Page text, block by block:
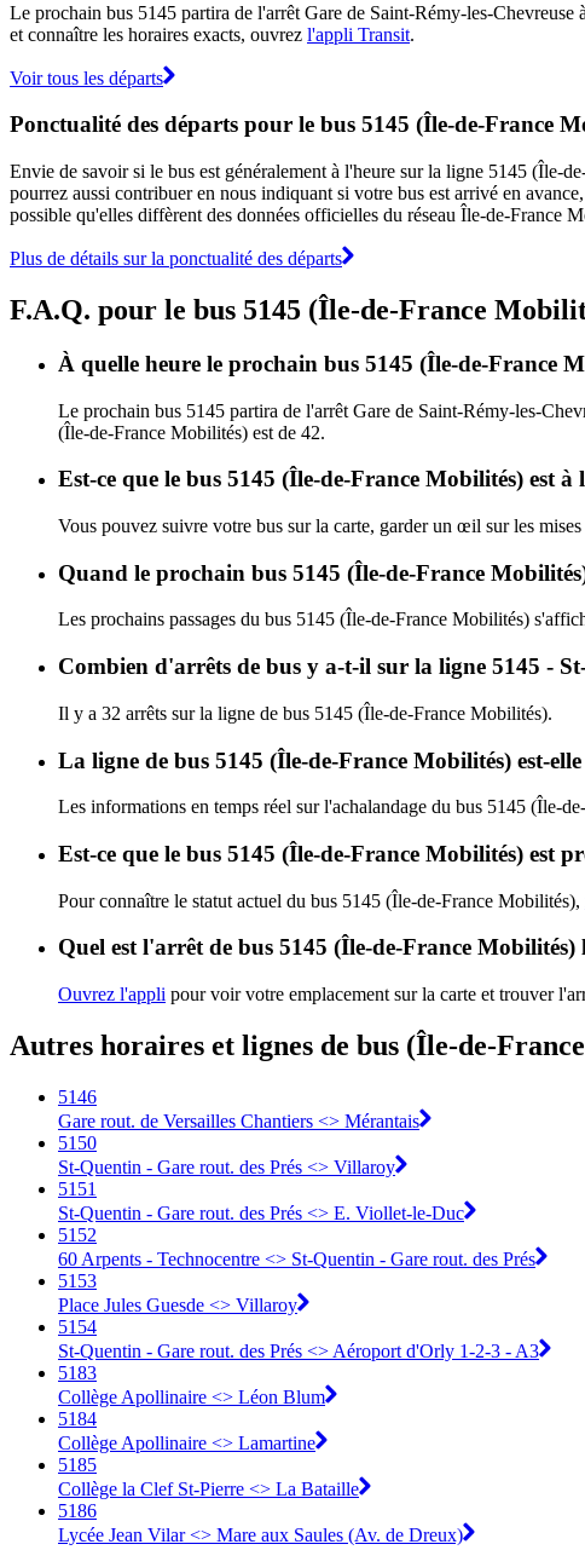
Le prochain bus 5145 partira de l'arrêt Gare de Saint-Rémy-les-
et connaître les horaires exacts, ouvrez l'appli Transit.
Voir tous les départs
Ponctualité des départs pour le bus 5145 (Île-de-France
Envie de savoir si le bus est généralement à l'heure sur la ligne 5145 (Île-
pourrez aussi contribuer en nous indiquant si votre bus est arrivé en
possible qu'elles diffèrent des données officielles du réseau Île-de-France
Plus de détails sur la ponctualité des départs
F.A.Q. pour le bus 5145 (Île-de-France
À quelle heure le prochain bus 5145 (Île-de-France
Le prochain bus 5145 partira de l'arrêt Gare de Saint-Rémy-les-
(Île-de-France Mobilités) est de 42.
Est-ce que le bus 5145 (Île-de-France Mobilités) est
Vous pouvez suivre votre bus sur la carte, garder un œil sur les
Quand le prochain bus 5145 (Île-de-France
Les prochains passages du bus 5145 (Île-de-France Mobilités)
Combien d'arrêts de bus y a-t-il sur la ligne 5145 -
Il y a 32 arrêts sur la ligne de bus 5145 (Île-de-France Mobilités).
La ligne de bus 5145 (Île-de-France Mobilités) est-
Les informations en temps réel sur l'achalandage du bus 5145 (Île-
Est-ce que le bus 5145 (Île-de-France Mobilités) est
Pour connaître le statut actuel du bus 5145 (Île-de-France Mobilités),
Quel est l'arrêt de bus 5145 (Île-de-France Mobilités)
Ouvrez l'appli pour voir votre emplacement sur la carte et trouver
Autres horaires et lignes de bus (Île-de-
5146
Gare rout. de Versailles Chantiers <> Mérantais
5150
St-Quentin - Gare rout. des Prés <> Villaroy
5151
St-Quentin - Gare rout. des Prés <> E. Viollet-le-Duc
5152
60 Arpents - Technocentre <> St-Quentin - Gare rout. des Prés
5153
Place Jules Guesde <> Villaroy
5154
St-Quentin - Gare rout. des Prés <> Aéroport d'Orly 1-2-3 - A3
5183
Collège Apollinaire <> Léon Blum
5184
Collège Apollinaire <> Lamartine
5185
Collège la Clef St-Pierre <> La Bataille
5186
Lycée Jean Vilar <> Mare aux Saules (Av. de Dreux)